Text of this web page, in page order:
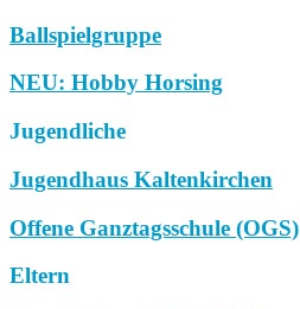
Ballspielgruppe
NEU: Hobby Horsing
Jugendliche
Jugendhaus Kaltenkirchen
Offene Ganztagsschule (OGS)
Eltern